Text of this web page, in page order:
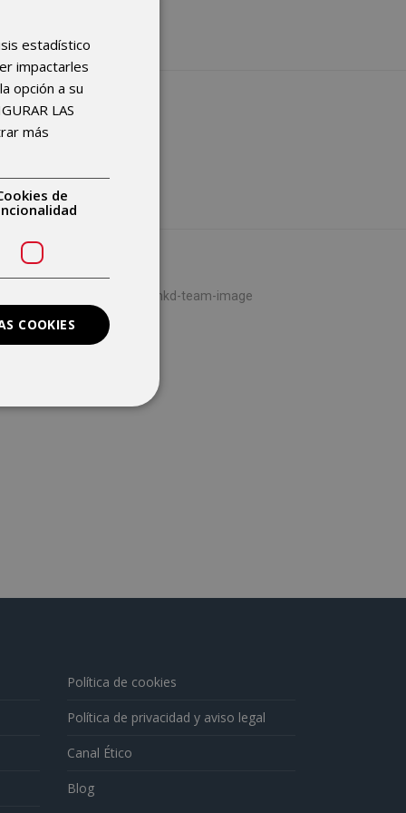
Política de cookies
Política de privacidad y aviso legal
Canal Ético
Blog
estadístico
impactarles
opción a su
LAS
más
de
COOKIES